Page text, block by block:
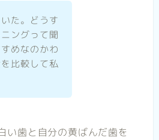
た。どうす
ングって聞
めなのかわ
比較して私
い歯と自分の黄ばんだ歯を